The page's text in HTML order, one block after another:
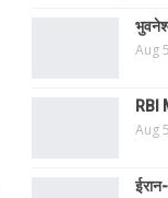
Aug
RBI
Aug